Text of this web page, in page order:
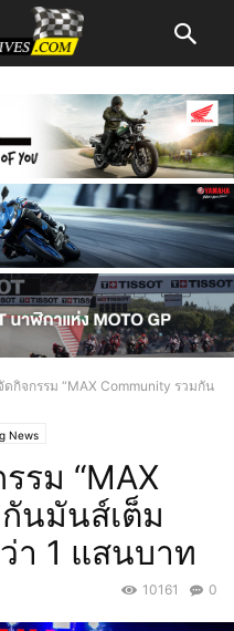
ดกิจกรรม “MAX Community รวมกัน
News
รม “MAX
นมันส์เต็ม
า 1 แสนบาท
0
10161